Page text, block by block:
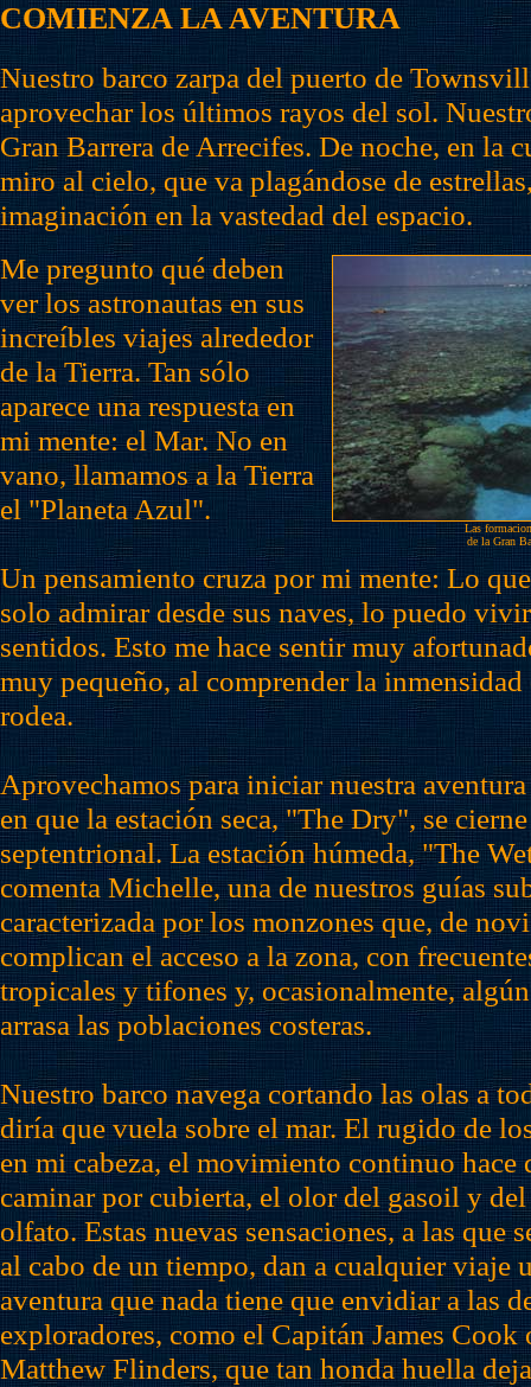
COMIENZA LA AVENTURA
Nuestro barco zarpa del puerto de
aprovechar los últimos rayos del sol.
Gran Barrera de Arrecifes. De noche, en la
miro al cielo, que va plagándose de
imaginación en la vastedad del espacio.
Las
de la Gran
Me pregunto qué deben
ver los astronautas en sus
increíbles viajes alrededor
de la Tierra. Tan sólo
aparece una respuesta en
mi mente: el Mar. No en
vano, llamamos a la Tierra
el "Planeta Azul".
Un pensamiento cruza por mi mente: Lo
solo admirar desde sus naves, lo puedo
sentidos. Esto me hace sentir muy
muy pequeño, al comprender la inmensidad
rodea.
Aprovechamos para iniciar nuestra
en que la estación seca, "The Dry", se
septentrional. La estación húmeda, "The
comenta Michelle, una de nuestros guías
caracterizada por los monzones que, de
complican el acceso a la zona, con
tropicales y tifones y, ocasionalmente,
arrasa las poblaciones costeras.
Nuestro barco navega cortando las olas a
diría que vuela sobre el mar. El rugido de
en mi cabeza, el movimiento continuo hace
caminar por cubierta, el olor del gasoil y
olfato. Estas nuevas sensaciones, a las que
al cabo de un tiempo, dan a cualquier viaje
aventura que nada tiene que envidiar a las
exploradores, como el Capitán James Cook
Matthew Flinders, que tan honda huella